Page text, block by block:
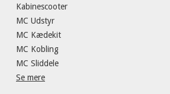
Kabinescooter
MC Udstyr
MC Kædekit
MC Kobling
MC Sliddele
Se mere